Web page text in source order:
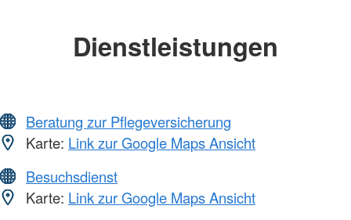
Dienstleistungen
Beratung zur Pflegeversicherung
Karte: Link zur Google Maps Ansicht
Besuchsdienst
Karte: Link zur Google Maps Ansicht